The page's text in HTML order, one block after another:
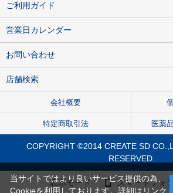
ご利用ガイド
営業日カレンダー
お問い合わせ
店舗検索
会社概要
特定商取引法 医薬
COPYRIGHT ©2014 CREATE SD
RESERVED.
表示モード : スマートフォン
当サイトではより良いサービス提供の為、
Cookieを利用しております。詳細は リンク